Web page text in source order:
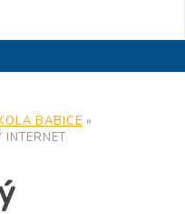
BABICE »
INTERNET